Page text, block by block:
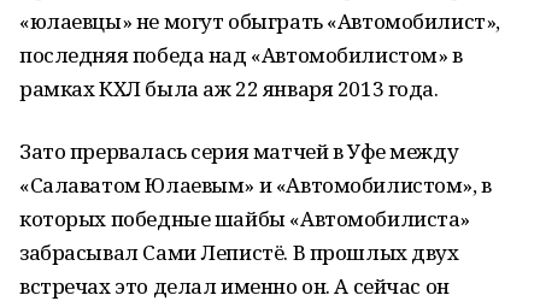
«юлаевцы» не могут обыграть «Автомобилист»,
последняя победа над «Автомобилистом» в
рамках КХЛ была аж 22 января 2013 года.
Зато прервалась серия матчей в Уфе между
«Салаватом Юлаевым» и «Автомобилистом», в
которых победные шайбы «Автомобилиста»
забрасывал Сами Лепистё. В прошлых двух
встречах это делал именно он. А сейчас он